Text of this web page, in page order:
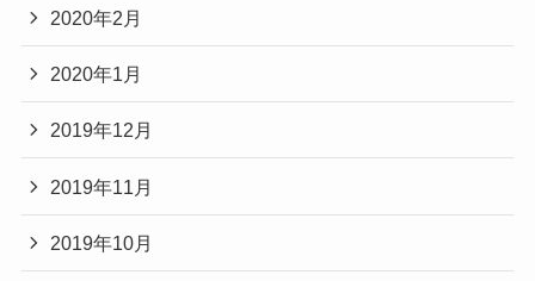
2020年2月
2020年1月
2019年12月
2019年11月
2019年10月